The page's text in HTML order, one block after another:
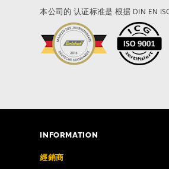
本公司的 认证标准是 根据 DIN EN
INFORMATION
經銷商